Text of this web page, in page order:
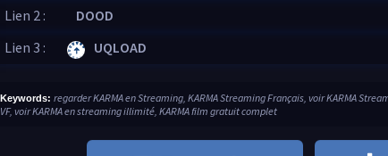
Lien 2 :
DOOD
Lien 3 :
UQLOAD
Keywords: regarder KARMA en Streaming, KARMA Streaming Français, voir KARMA
VF, voir KARMA en streaming illimité, KARMA film gratuit complet